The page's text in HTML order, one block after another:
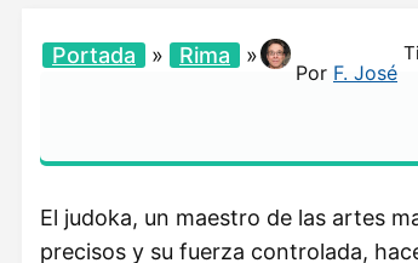
Portada » Rima »
Por F. José
El judoka, un maestro de las artes
precisos y su fuerza controlada,